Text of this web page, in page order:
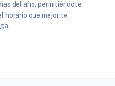
del año, permitiéndote
horario que mejor te